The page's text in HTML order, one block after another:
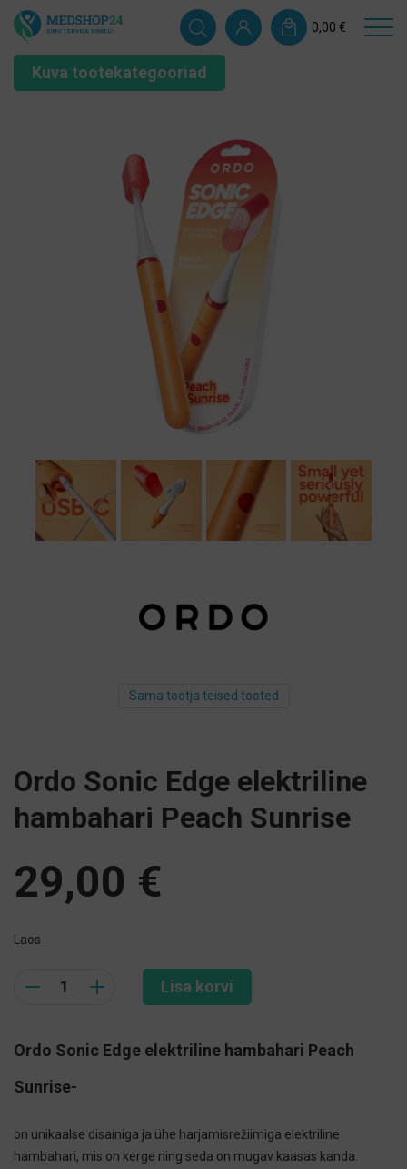
0,00 €
Kuva tootekategooriad
Sama tootja teised tooted
Ordo Sonic Edge elektriline
hambahari Peach Sunrise
29,00 €
Laos
Lisa korvi
Ordo Sonic Edge elektriline hambahari Peach
Sunrise-
on unikaalse disainiga ja ühe harjamisrežiimiga elektriline
hambahari, mis on kerge ning seda on mugav kaasas kanda.